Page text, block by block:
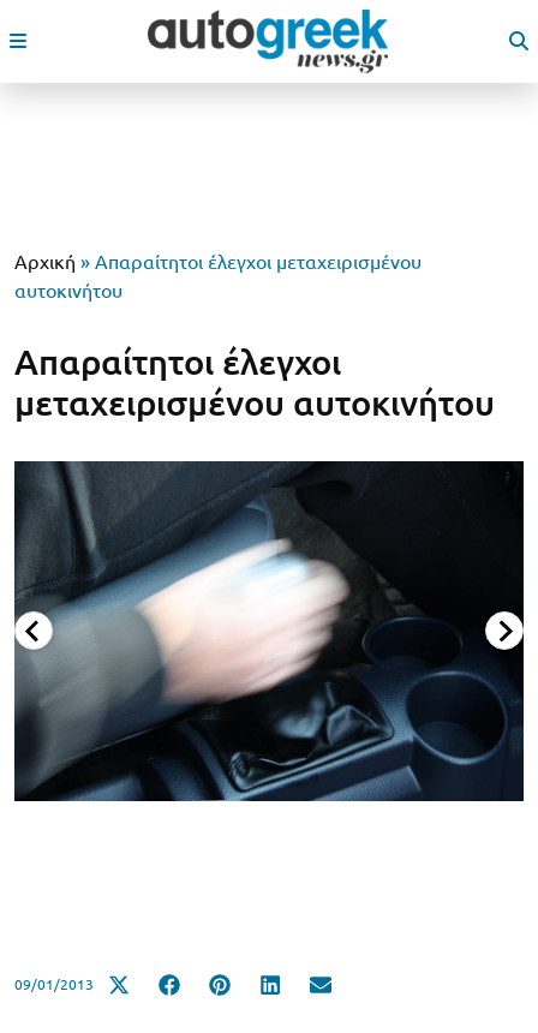
Αρχική » Απαραίτητοι έλεγχοι μεταχειρισμένου
αυτοκινήτου
Απαραίτητοι έλεγχοι
μεταχειρισμένου αυτοκινήτου
09/01/2013